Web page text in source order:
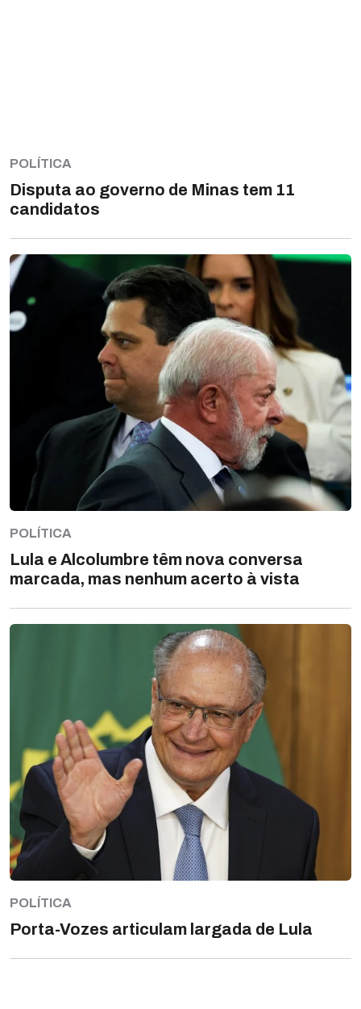
POLÍTICA
Disputa ao governo de Minas tem 11
candidatos
POLÍTICA
Lula e Alcolumbre têm nova conversa
marcada, mas nenhum acerto à vista
POLÍTICA
Porta-Vozes articulam largada de Lula